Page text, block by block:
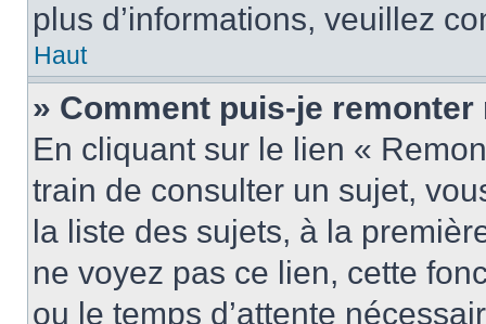
plus d’informations, veuillez
Haut
» Comment puis-je
En cliquant sur le lien «
train de consulter un sujet,
la liste des sujets, à la
ne voyez pas ce lien, cette
ou le temps d’attente